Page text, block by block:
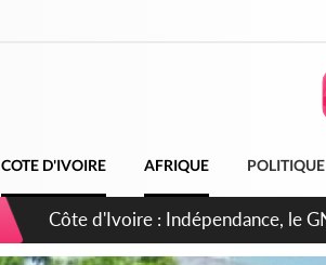
COTE D'IVOIRE AFRIQUE POLITIQUE
Sierra Leone : Un projet de
d'avance